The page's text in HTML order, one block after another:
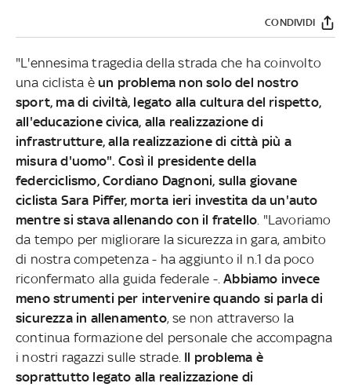
CONDIVIDI
"L'ennesima tragedia della strada che ha coinvolto
una ciclista è un problema non solo del nostro
sport, ma di civiltà, legato alla cultura del rispetto,
all'educazione civica, alla realizzazione di
infrastrutture, alla realizzazione di città più a
misura d'uomo". Così il presidente della
federciclismo, Cordiano Dagnoni, sulla giovane
ciclista Sara Piffer, morta ieri investita da un'auto
mentre si stava allenando con il fratello . "Lavoriamo
da tempo per migliorare la sicurezza in gara, ambito
di nostra competenza - ha aggiunto il n.1 da poco
riconfermato alla guida federale -.Abbiamo invece
meno strumenti per intervenire quando si parla di
sicurezza in allenamento, se non attraverso la
continua formazione del personale che accompagna
i nostri ragazzi sulle strade. Il problema è
soprattutto legato alla realizzazione di